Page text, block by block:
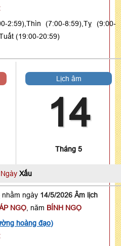
2:59),Thìn (7:00-8:59),Tỵ (9:00-
(19:00-20:59)
Lịch âm
14
Tháng 5
Ngày Xấu
nhằm ngày 14/5/2026 Âm lịch
NGỌ , năm BÍNH NGỌ
hoàng đạo)